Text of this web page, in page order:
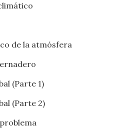
de la atmósfera
(Parte 1)
(Parte 2)